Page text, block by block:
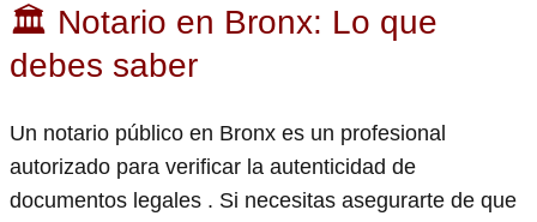
🏛 Notario en Bronx: Lo que
debes saber
Un notario público en Bronx es un profesional
autorizado para verificar la autenticidad de
documentos legales . Si necesitas asegurarte de que